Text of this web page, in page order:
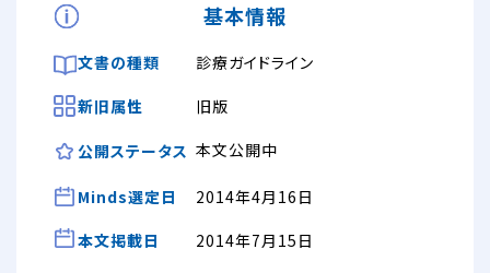
基本情報
文書の種類
診療ガイドライン
新旧属性
旧版
公開ステータス 本文公開中
Minds選定日
2014年4月16日
本文掲載日
2014年7月15日